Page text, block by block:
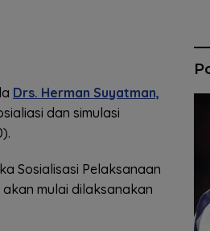
Drs. Herman Suyatman,
dan simulasi
Sosialisasi Pelaksanaan
mulai dilaksanakan